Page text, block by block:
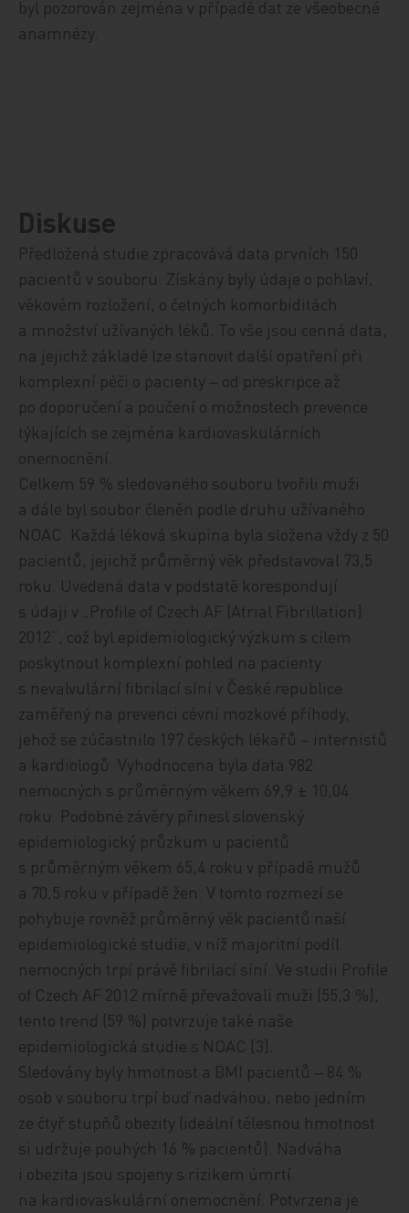
byl pozorován zejména v případě dat ze všeobecné
anamnézy.
Diskuse
Předložená studie zpracovává data prvních 150
pacientů v souboru. Získány byly údaje o pohlaví,
věkovém rozložení, o četných komorbiditách
a množství užívaných léků. To vše jsou cenná data,
na jejichž základě lze stanovit další opatření při
komplexní péči o pacienty ‒ od preskripce až
po doporučení a poučení o možnostech prevence
týkajících se zejména kardiovaskulárních
onemocnění.
Celkem 59 % sledovaného souboru tvořili muži
a dále byl soubor členěn podle druhu užívaného
NOAC . Každá léková skupina byla složena vždy z 50
pacientů, jejichž průměrný věk představoval 73,5
roku. Uvedená data v podstatě korespondují
s údaji v „Profile of Czech AF (Atrial Fibrillation)
2012“, což byl epidemiologický výzkum s cílem
poskytnout komplexní pohled na pacienty
s nevalvulární fibrilací síní v České republice
zaměřený na prevenci cévní mozkové příhody,
jehož se zúčastnilo 197 českých lékařů – internistů
a kardiologů. Vyhodnocena byla data 982
nemocných s průměrným věkem 69,9 ± 10,04
roku. Podobné závěry přinesl slovenský
epidemiologický průzkum u pacientů
s průměrným věkem 65,4 roku v případě mužů
a 70,5 roku v případě žen . V tomto rozmezí se
pohybuje rovněž průměrný věk pacientů naší
epidemiologické studie, v níž majoritní podíl
nemocných trpí právě fibrilací síní. Ve studii Profile
of Czech AF 2012 mírně převažovali muži (55,3 %),
tento trend (59 %) potvrzuje také naše
epidemiologická studie s NOAC [3].
Sledovány byly hmotnost a BMI pacientů ‒ 84 %
osob v souboru trpí buď nadváhou, nebo jedním
ze čtyř stupňů obezity (ideální tělesnou hmotnost
si udržuje pouhých 16 % pacientů). Nadváha
i obezita jsou spojeny s rizikem úmrtí
na kardiovaskulární onemocnění. Potvrzena je